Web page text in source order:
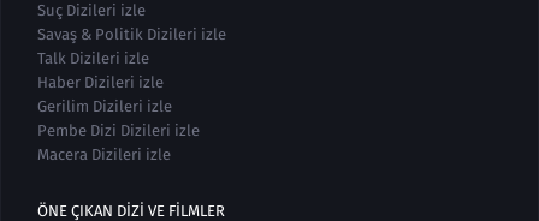
Suç Dizileri izle
Savaş & Politik Dizileri izle
Talk Dizileri izle
Haber Dizileri izle
Gerilim Dizileri izle
Pembe Dizi Dizileri izle
Macera Dizileri izle
ÖNE ÇIKAN DIZI VE FILMLER